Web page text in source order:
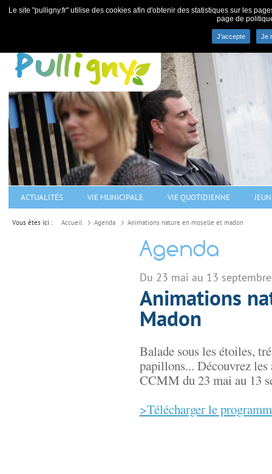
Le site "pulligny.fr" utilise des cookies afin d'obtenir des statistiques sur les
page de
J'accepte Je
Commune de Pulligny -
ACTUALITÉS VIE MUNICIPALE VIE QUOTIDIENNE
Vous êtes ici : Accueil Agenda Animations nature en moselle et madon
Agenda
Du 23 mai au 13 septembre
Animations
Madon
Balade sous les étoiles,
papillons... Découvrez
CCMM du 23 mai au 13
>Télécharger le